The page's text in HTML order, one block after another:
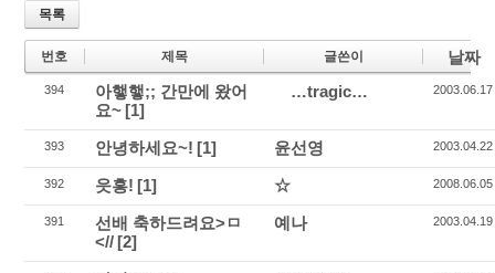
목록
번호 제목 글쓴이 날짜
394
아햏햏;; 간만에 왔어
요~ [1]
…tragic… 2003.06.17
393 안녕하세요~! [1] 윤선영 2003.04.22
392 읏흥! [1] ☆ 2008.06.05
391
선배 축하드려요>ㅁ
<// [2]
예나 2003.04.19